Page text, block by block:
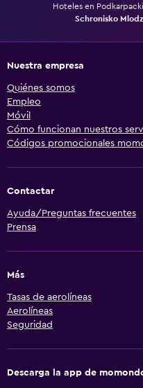
Hoteles en
Schronisko
Nuestra empresa
Quiénes somos
Empleo
Móvil
Cómo funcionan nuestros
Códigos promocionales
Contactar
Ayuda/Preguntas frecuentes
Prensa
Más
Tasas de aerolíneas
Aerolíneas
Seguridad
Descarga la app de